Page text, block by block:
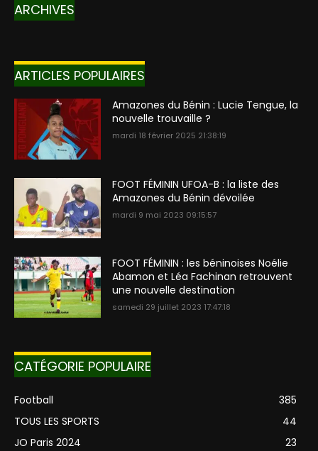
ARCHIVES
ARTICLES POPULAIRES
Amazones du Bénin : Lucie Tengue, la
nouvelle trouvaille ?
mardi 18 février 2025 21:38:19
FOOT FÉMININ UFOA-B : la liste des
Amazones du Bénin dévoilée
mardi 9 mai 2023 09:15:57
FOOT FÉMININ : les béninoises Noélie
Abamon et Léa Fachinan retrouvent
une nouvelle destination
samedi 29 juillet 2023 17:47:18
CATÉGORIE POPULAIRE
Football
385
TOUS LES SPORTS
44
JO Paris 2024
23